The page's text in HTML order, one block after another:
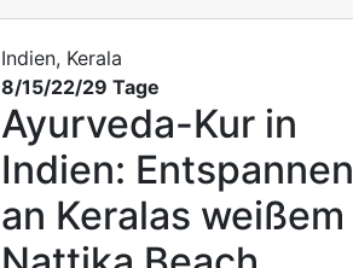
Indien, Kerala
8/15/22/29 Tage
Ayurveda-Kur in
Indien: Entspannen
an Keralas weißem